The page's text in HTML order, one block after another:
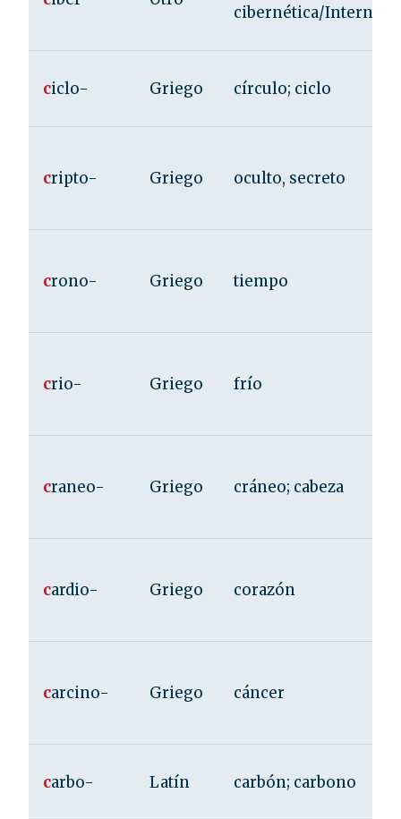
cibernética/Internet
ciclo- Griego círculo; ciclo
cripto- Griego oculto, secreto
crono- Griego tiempo
crio- Griego frío
craneo- Griego cráneo; cabeza
cardio- Griego corazón
carcino- Griego cáncer
carbo- Latín carbón; carbono